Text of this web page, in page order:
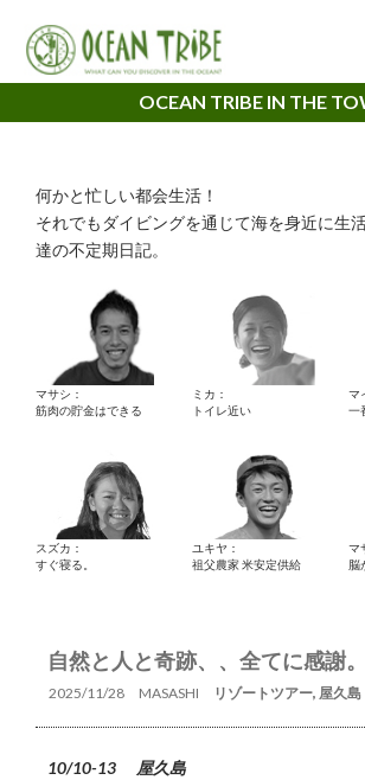
OCEAN TRIBE IN THE
何かと忙しい都会生活！
それでもダイビングを通じて海を身近に生
達の不定期日記。
マサシ：
筋肉の貯金はできる
ミカ：
トイレ近い
マ
一
スズカ：
すぐ寝る。
ユキヤ：
祖父農家 米安定供給
マ
脳
自然と人と奇跡、、全てに感謝。
2025/11/28 MASASHI リゾートツアー, 屋久島
10/10-13 屋久島